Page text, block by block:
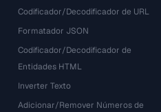
Codificador/Decodificador de URL
Formatador JSON
Codificador/Decodificador de
Entidades HTML
Inverter Texto
Adicionar/Remover Números de